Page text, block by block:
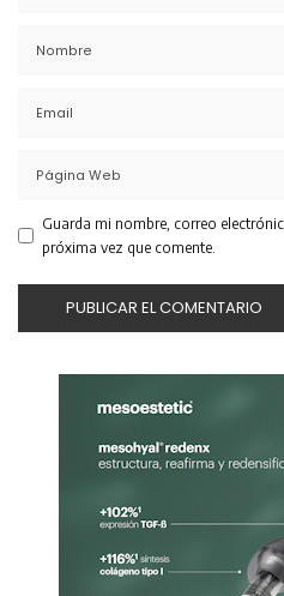
Guarda mi nombre, correo
próxima vez que comente.